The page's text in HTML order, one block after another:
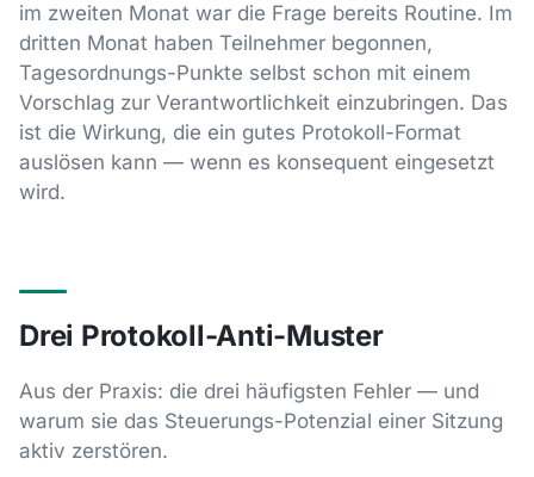
im zweiten Monat war die Frage bereits Routine. Im
dritten Monat haben Teilnehmer begonnen,
Tagesordnungs-Punkte selbst schon mit einem
Vorschlag zur Verantwortlichkeit einzubringen. Das
ist die Wirkung, die ein gutes Protokoll-Format
auslösen kann — wenn es konsequent eingesetzt
wird.
Drei Protokoll-Anti-Muster
Aus der Praxis: die drei häufigsten Fehler — und
warum sie das Steuerungs-Potenzial einer Sitzung
aktiv zerstören.